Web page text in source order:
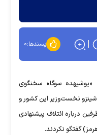
پسندها:۰
«یوشیهده سوگا» سخنگوی
شینزو نخست‌وزیر این کشور و
درباره ائتلاف پیشنهادی
گفتگو نکردند.